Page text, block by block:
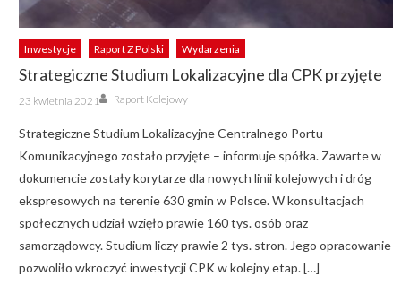
Inwestycje Raport Z Polski Wydarzenia
Strategiczne Studium Lokalizacyjne dla CPK przyjęte
Posted
on
23 kwietnia 2021 Author
Raport Kolejowy
Strategiczne Studium Lokalizacyjne Centralnego Portu
Komunikacyjnego zostało przyjęte – informuje spółka. Zawarte w
dokumencie zostały korytarze dla nowych linii kolejowych i dróg
ekspresowych na terenie 630 gmin w Polsce. W konsultacjach
społecznych udział wzięło prawie 160 tys. osób oraz
samorządowcy. Studium liczy prawie 2 tys. stron. Jego opracowanie
pozwoliło wkroczyć inwestycji CPK w kolejny etap. […]